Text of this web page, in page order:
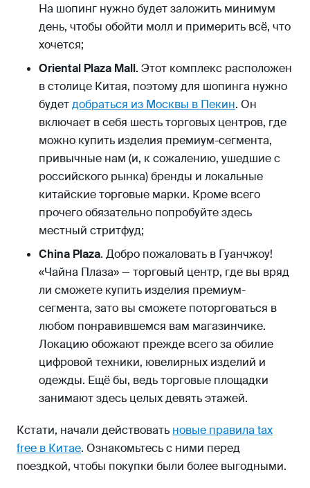
На шопинг нужно будет заложить минимум
день, чтобы обойти молл и примерить всё, что
хочется;
Oriental Plaza Mall.Этот комплекс расположен
в столице Китая, поэтому для шопинга нужно
будетдобраться из Москвы в Пекин. Он
включает в себя шесть торговых центров, где
можно купить изделия премиум-сегмента,
привычные нам (и, к сожалению, ушедшие с
российского рынка) бренды и локальные
китайские торговые марки. Кроме всего
прочего обязательно попробуйте здесь
местный стритфуд;
China Plaza. Добро пожаловать в Гуанчжоу!
«Чайна Плаза» — торговый центр, где вы вряд
ли сможете купить изделия премиум-
сегмента, зато вы сможете поторговаться в
любом понравившемся вам магазинчике.
Локацию обожают прежде всего за обилие
цифровой техники, ювелирных изделий и
одежды. Ещё бы, ведь торговые площадки
занимают здесь целых девять этажей.
Кстати, начали действовать новые правила tax
free в Китае. Ознакомьтесь с ними перед
поездкой, чтобы покупки были более выгодными.